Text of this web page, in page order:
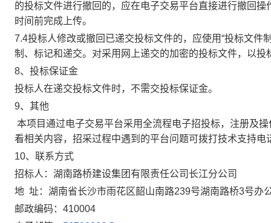
的投标文件进行撤回的，应在电子交易平台直接进行撤回
时间前完成上传。
7.4投标人修改或撤回已递交投标文件的，应使用“投标文件
制、标记和递交。对采用网上递交的加密的投标文件，以
8、投标保证金
投标人在递交投标文件时，不需交投标保证金。
9、 其他
本项目通过电子交易平台采用全流程电子招投标，注册及
看相关内容，招采过程中遇到的平台问题可拨打技术支持
10、联系方式
招标人：湖南路桥建设集团有限责任公司长江分公司
地 址：湖南省长沙市雨花区韶山南路239号湖南路桥3号办
邮政编码：410004